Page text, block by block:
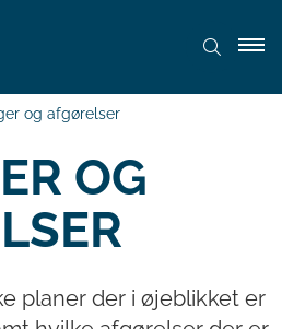
og afgørelser
OG
planer der i øjeblikket er